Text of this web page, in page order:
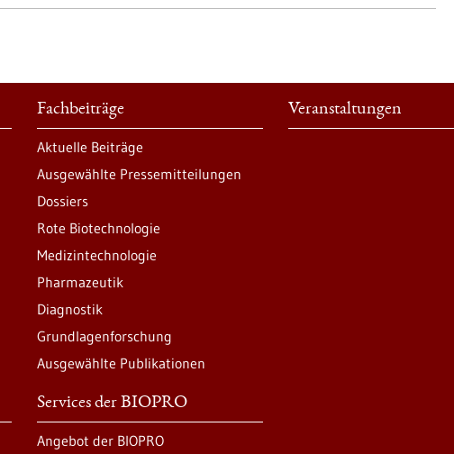
Fachbeiträge
Aktuelle Beiträge
Ausgewählte Pressemitteilungen
Dossiers
Rote Biotechnologie
Medizintechnologie
Pharmazeutik
Diagnostik
Grundlagenforschung
Ausgewählte Publikationen
Veranstaltungen
Services der BIOPRO
Angebot der BIOPRO